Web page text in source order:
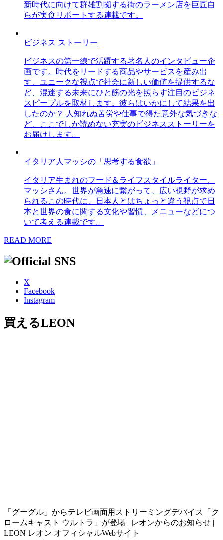
新時代に向けて群雄割拠する街のラーメン店を巨匠自
らが実食リポートする連載です。
ビジネス ストーリー
ビジネスの第一線で活躍する著名人のインタビュー企
画です。時代をリードする商品やサービスを産み出
す、ユニークな視点で社会に新しい価値を提供するな
ど、混迷する未来にひと筋の光を照らす注目のビジネ
スピープルを取材します。彼らはいかにして結果を出
したのか？ 人知れぬ苦労や仕事で得た意外な気づきな
ど、ここでしか読めない充実のビジネスストーリーを
お届けします。
イタリア人マッシの「思考する食欲」
イタリア生まれのフード＆ライフスタイルライター、
マッシさん。世界が急速に繋がって、広い視野が求め
られるこの時代に、日本人とはちょっと違う視点で日
本と世界の食に関する文化や習慣、メニューなどにつ
いて考える連載です。
READ MORE
X
Facebook
Instagram
買えるLEON
「グーグル」からテレビ画面用ストリーミングデバイス「ク
ロームキャスト ウルトラ」が登場 | レオンからのお知らせ |
LEON レオン オフィシャルWebサイト